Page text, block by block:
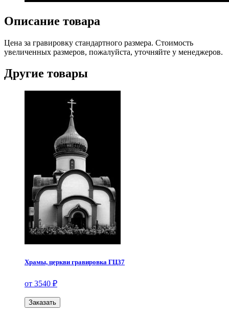
Описание товара
Цена за гравировку стандартного размера. Стоимость
увеличенных размеров, пожалуйста, уточняйте у менеджеров.
Другие товары
Храмы, церкви гравировка ГЦ37
от 3540 ₽
Заказать